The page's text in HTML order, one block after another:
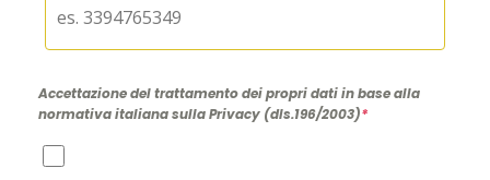
Accettazione del trattamento dei propri dati in base alla
normativa italiana sulla Privacy (dls.196/2003)*